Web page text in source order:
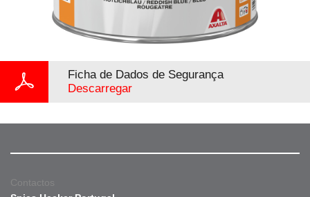
Ficha de Dados de Segurança
Descarregar
Contactos